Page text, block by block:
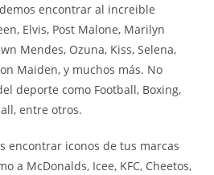
encontrar al increible
Elvis, Post Malone, Marilyn
Mendes, Ozuna, Kiss, Selena,
Maiden, y muchos más. No
deporte como Football, Boxing,
entre otros.
encontrar iconos de tus marcas
a McDonalds, Icee, KFC, Cheetos,